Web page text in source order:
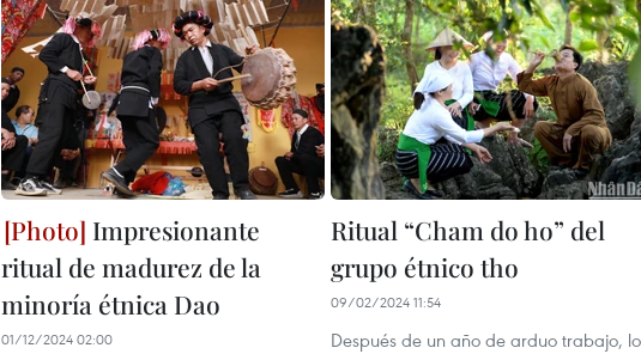
Impresionante
ritual de madurez de la
minoría étnica Dao
01/12/2024 02:00
Ritual “Cham do ho” del
grupo étnico tho
09/02/2024 11:54
Después de un año de arduo trabajo,